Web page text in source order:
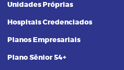
Unidades Próprias
Hospitais Credenciados
Planos Empresariais
Plano Sênior 54+